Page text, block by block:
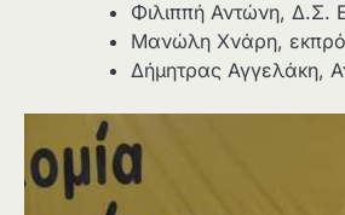
Φιλιππή Αντώνη,
Μανώλη Χνάρη,
Δήμητρας Αγγελάκη,